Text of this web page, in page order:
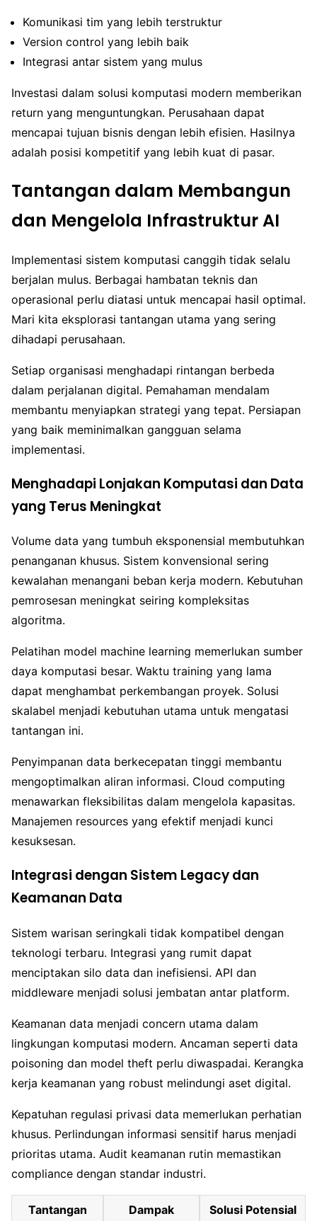
Komunikasi tim yang lebih terstruktur
Version control yang lebih baik
Integrasi antar sistem yang mulus
Investasi dalam solusi komputasi modern memberikan
return yang menguntungkan. Perusahaan dapat
mencapai tujuan bisnis dengan lebih efisien. Hasilnya
adalah posisi kompetitif yang lebih kuat di pasar.
Tantangan dalam Membangun
dan Mengelola Infrastruktur AI
Implementasi sistem komputasi canggih tidak selalu
berjalan mulus. Berbagai hambatan teknis dan
operasional perlu diatasi untuk mencapai hasil optimal.
Mari kita eksplorasi tantangan utama yang sering
dihadapi perusahaan.
Setiap organisasi menghadapi rintangan berbeda
dalam perjalanan digital. Pemahaman mendalam
membantu menyiapkan strategi yang tepat. Persiapan
yang baik meminimalkan gangguan selama
implementasi.
Menghadapi Lonjakan Komputasi dan Data
yang Terus Meningkat
Volume data yang tumbuh eksponensial membutuhkan
penanganan khusus. Sistem konvensional sering
kewalahan menangani beban kerja modern. Kebutuhan
pemrosesan meningkat seiring kompleksitas
algoritma.
Pelatihan model machine learning memerlukan sumber
daya komputasi besar. Waktu training yang lama
dapat menghambat perkembangan proyek. Solusi
skalabel menjadi kebutuhan utama untuk mengatasi
tantangan ini.
Penyimpanan data berkecepatan tinggi membantu
mengoptimalkan aliran informasi. Cloud computing
menawarkan fleksibilitas dalam mengelola kapasitas.
Manajemen resources yang efektif menjadi kunci
kesuksesan.
Integrasi dengan Sistem Legacy dan
Keamanan Data
Sistem warisan seringkali tidak kompatibel dengan
teknologi terbaru. Integrasi yang rumit dapat
menciptakan silo data dan inefisiensi. API dan
middleware menjadi solusi jembatan antar platform.
Keamanan data menjadi concern utama dalam
lingkungan komputasi modern. Ancaman seperti data
poisoning dan model theft perlu diwaspadai. Kerangka
kerja keamanan yang robust melindungi aset digital.
Kepatuhan regulasi privasi data memerlukan perhatian
khusus. Perlindungan informasi sensitif harus menjadi
prioritas utama. Audit keamanan rutin memastikan
compliance dengan standar industri.
Tantangan Dampak Solusi Potensial